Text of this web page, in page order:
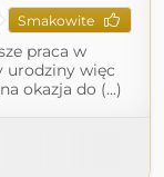
Smakowite
praca w
urodziny więc
okazja do (...)